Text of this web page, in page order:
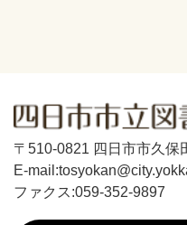
〒510-0821 四日市市久保
E-
ファクス:059-352-9897